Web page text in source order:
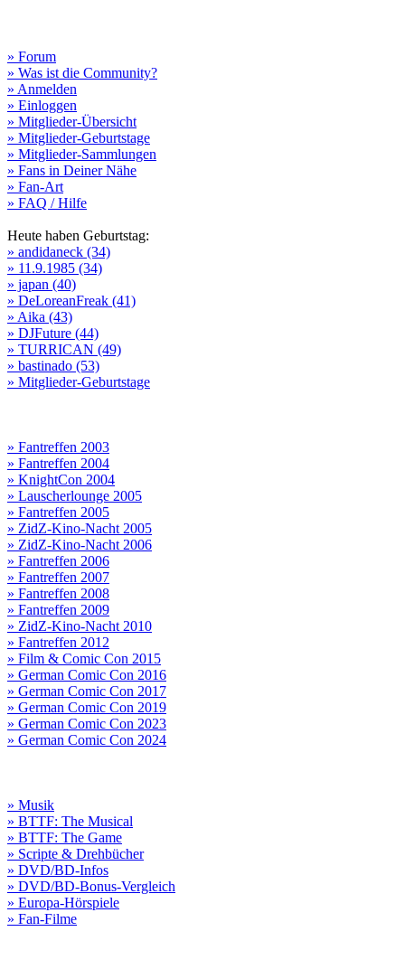
» Forum
» Was ist die Community?
» Anmelden
» Einloggen
» Mitglieder-Übersicht
» Mitglieder-Geburtstage
» Mitglieder-Sammlungen
» Fans in Deiner Nähe
» Fan-Art
» FAQ / Hilfe
Heute haben Geburtstag:
» andidaneck (34)
» 11.9.1985 (34)
» japan (40)
» DeLoreanFreak (41)
» Aika (43)
» DJFuture (44)
» TURRICAN (49)
» bastinado (53)
» Mitglieder-Geburtstage
» Fantreffen 2003
» Fantreffen 2004
» KnightCon 2004
» Lauscherlounge 2005
» Fantreffen 2005
» ZidZ-Kino-Nacht 2005
» ZidZ-Kino-Nacht 2006
» Fantreffen 2006
» Fantreffen 2007
» Fantreffen 2008
» Fantreffen 2009
» ZidZ-Kino-Nacht 2010
» Fantreffen 2012
» Film & Comic Con 2015
» German Comic Con 2016
» German Comic Con 2017
» German Comic Con 2019
» German Comic Con 2023
» German Comic Con 2024
» Musik
» BTTF: The Musical
» BTTF: The Game
» Scripte & Drehbücher
» DVD/BD-Infos
» DVD/BD-Bonus-Vergleich
» Europa-Hörspiele
» Fan-Filme